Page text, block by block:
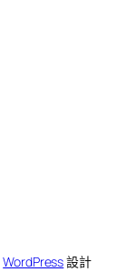
WordPress設計